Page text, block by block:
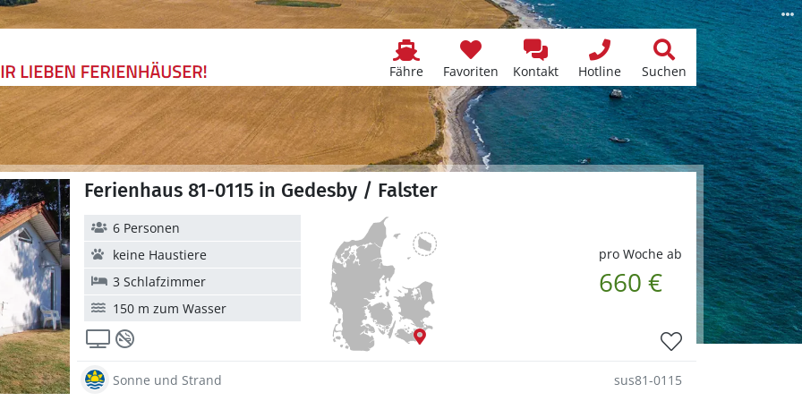
Fähre Favoriten Kontakt Hotline Suchen
Ferienhaus 81-0115 in Gedesby / Falster
pro Woche ab
660 €
6 Personen
keine Haustiere
3 Schlafzimmer
150 m zum Wasser
Sonne und Strand sus81-0115